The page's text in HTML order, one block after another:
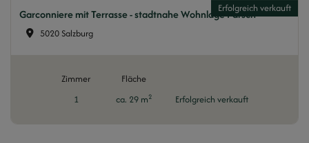
Erfolgreich verkauft
Garconniere mit Terrasse - stadtnahe Wohnlage Parsch
5020 Salzburg
Zimmer
1
Fläche
ca. 29 m2 Erfolgreich verkauft